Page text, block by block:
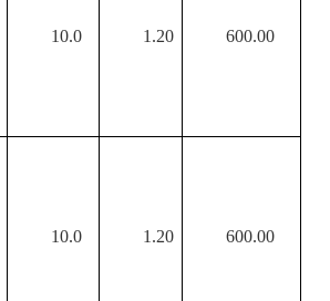
10.0 1.20 600.00
10.0 1.20 600.00